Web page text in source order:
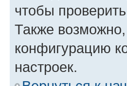
чтобы
Также
конфигурацию
настроек.